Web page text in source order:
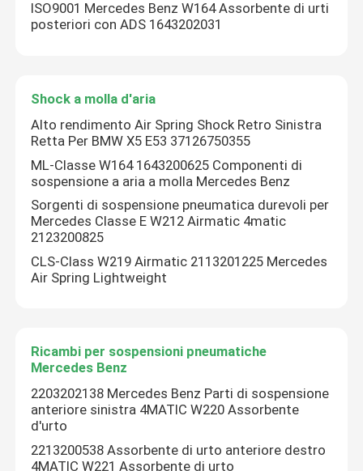
ISO9001 Mercedes Benz W164 Assorbente di urti
posteriori con ADS 1643202031
Shock a molla d'aria
Alto rendimento Air Spring Shock Retro Sinistra
Retta Per BMW X5 E53 37126750355
ML-Classe W164 1643200625 Componenti di
sospensione a aria a molla Mercedes Benz
Sorgenti di sospensione pneumatica durevoli per
Mercedes Classe E W212 Airmatic 4matic
2123200825
CLS-Class W219 Airmatic 2113201225 Mercedes
Air Spring Lightweight
Ricambi per sospensioni pneumatiche
Mercedes Benz
2203202138 Mercedes Benz Parti di sospensione
anteriore sinistra 4MATIC W220 Assorbente
d'urto
2213200538 Assorbente di urto anteriore destro
4MATIC W221 Assorbente di urto